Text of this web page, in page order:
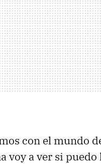
con el mundo
voy a ver si